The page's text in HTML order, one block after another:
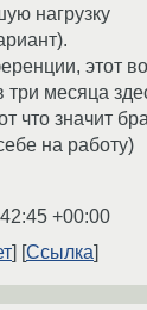
нагрузку
этот
месяца
что значит
на работу)
+00:00
Ссылка